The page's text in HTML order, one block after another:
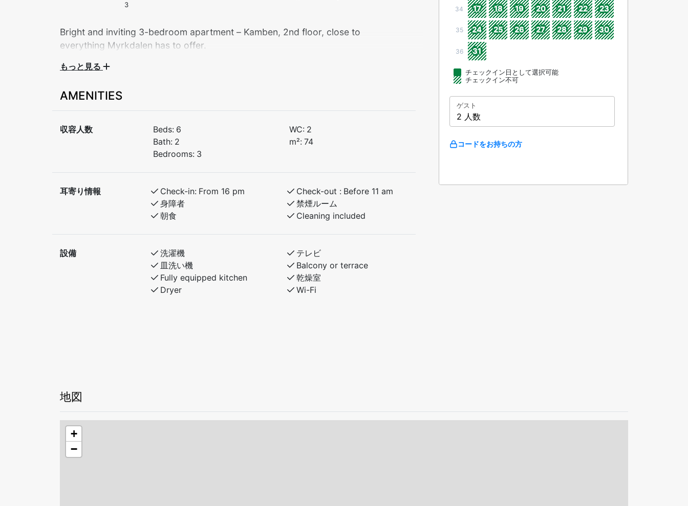
3
Bright and inviting 3-bedroom apartment – Kamben, 2nd floor, close to
everything Myrkdalen has to offer.
Welcome to a cozy and fully equipped apartment perfect for the whole family! This
walking distance of the ski lifts, hiking trails, playground, and Myrkdalen Hotel with
Bedroom 1: Comfortable double bed
Bedroom 2: Family bunk bed – lower bunk 120 cm / upper bunk 90 cm
Bedroom 3: Family bunk bed - lower bunk 140 cm / upper bunk 90 cm
もっと見る
AMENITIES
収容人数 Beds: 6 WC: 2
Bath: 2 m²: 74
Bedrooms: 3
耳寄り情報 Check-in: From 16 pm Check-out : Before 11 am
身障者
禁煙ルーム
朝食
Cleaning included
設備 洗濯機
テレビ
皿洗い機
Balcony or terrace
Fully equipped kitchen
乾燥室
Dryer
Wi-Fi
34 17 18 19 20 21 22 23
35 24 25 26 27 28 29 30
36 31
チェックイン日として選択可能
チェックイン不可
ゲスト
2 人数
コードをお持ちの方
地図
+
−